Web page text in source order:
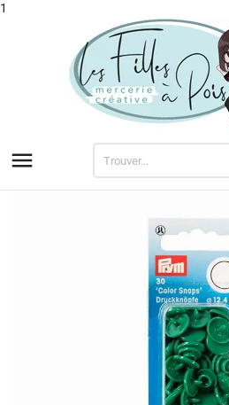
1
